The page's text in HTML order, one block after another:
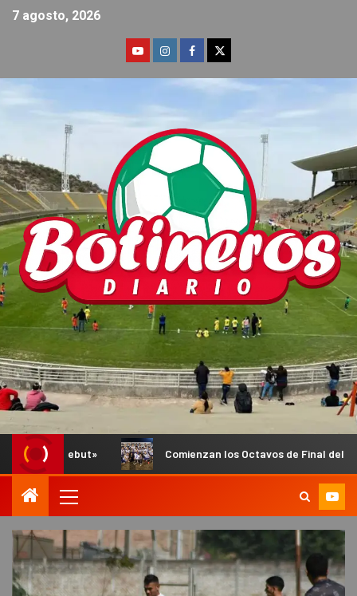
7 agosto, 2026
Comienzan los Octavos de Final del Anual de Infantiles e